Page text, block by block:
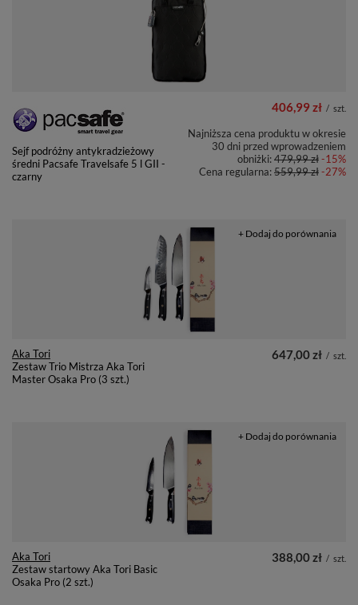
Sejf podróżny antykradzieżowy
średni Pacsafe Travelsafe 5 l GII -
czarny
406,99 zł / szt.
Najniższa cena produktu w okresie
30 dni przed wprowadzeniem
obniżki:479,99 zł-15%
Cena regularna:559,99 zł-27%
Aka Tori
Zestaw Trio Mistrza Aka Tori
Master Osaka Pro (3 szt.)
647,00 zł / szt.
+ Dodaj do porównania
Aka Tori
Zestaw startowy Aka Tori Basic
Osaka Pro (2 szt.)
388,00 zł / szt.
+ Dodaj do porównania